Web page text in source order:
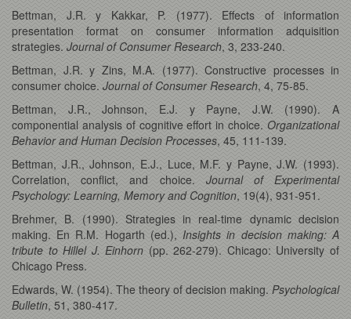
Bettman, J.R. y Kakkar, P. (1977). Effects of information
presentation format on consumer information adquisition
strategies. Journal of Consumer Research, 3, 233-240.
Bettman, J.R. y Zins, M.A. (1977). Constructive processes in
consumer choice. Journal of Consumer Research, 4, 75-85.
Bettman, J.R., Johnson, E.J. y Payne, J.W. (1990). A
componential analysis of cognitive effort in choice. Organizational
Behavior and Human Decision Processes, 45, 111-139.
Bettman, J.R., Johnson, E.J., Luce, M.F. y Payne, J.W. (1993).
Correlation, conflict, and choice. Journal of Experimental
Psychology: Learning, Memory and Cognition, 19(4), 931-951.
Brehmer, B. (1990). Strategies in real-time dynamic decision
making. En R.M. Hogarth (ed.), Insights in decision making: A
tribute to Hillel J. Einhorn (pp. 262-279). Chicago: University of
Chicago Press.
Edwards, W. (1954). The theory of decision making. Psychological
Bulletin, 51, 380-417.